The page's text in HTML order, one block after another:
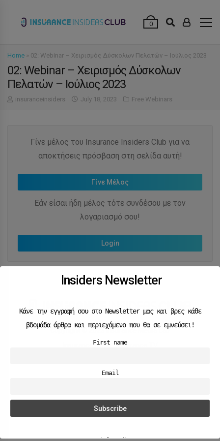
0
Home » 02: Webinar – Χειρισμός Δύσκολων Πελατών – Ιούλιος 2023
02: Webinar – Χειρισμός Δύσκολων
Πελατών – Ιούλιος 2023
insuranceinsiders July 18, 2023 Free Webinars
Γίνε μέλος του Insurance Insiders Club για να
αποκτήσεις πρόσβαση στη σελίδα αυτή!
Γίνε Μέλος
Εάν είσαι ήδη μέλος τότε συνδέσου με τον
λογαριασμό σου!
Login
Copyright © 2023 Insurance Media Lab
Insurance News
Insurance TV
Insiders Newsletter
Κάνε την εγγραφή σου στο Newsletter μας και βρες κάθε
βδομάδα άρθρα και περιεχόμενο που θα σε εμνεύσει!
First name
Email